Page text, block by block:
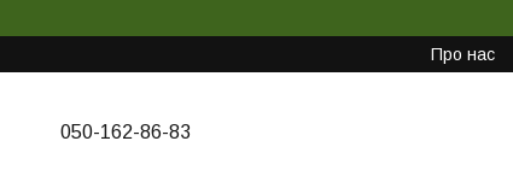
Про нас
050-162-86-83